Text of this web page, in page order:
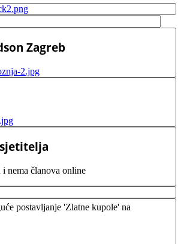
Zagreb
nema članova online
postavljanje 'Zlatne kupole' na